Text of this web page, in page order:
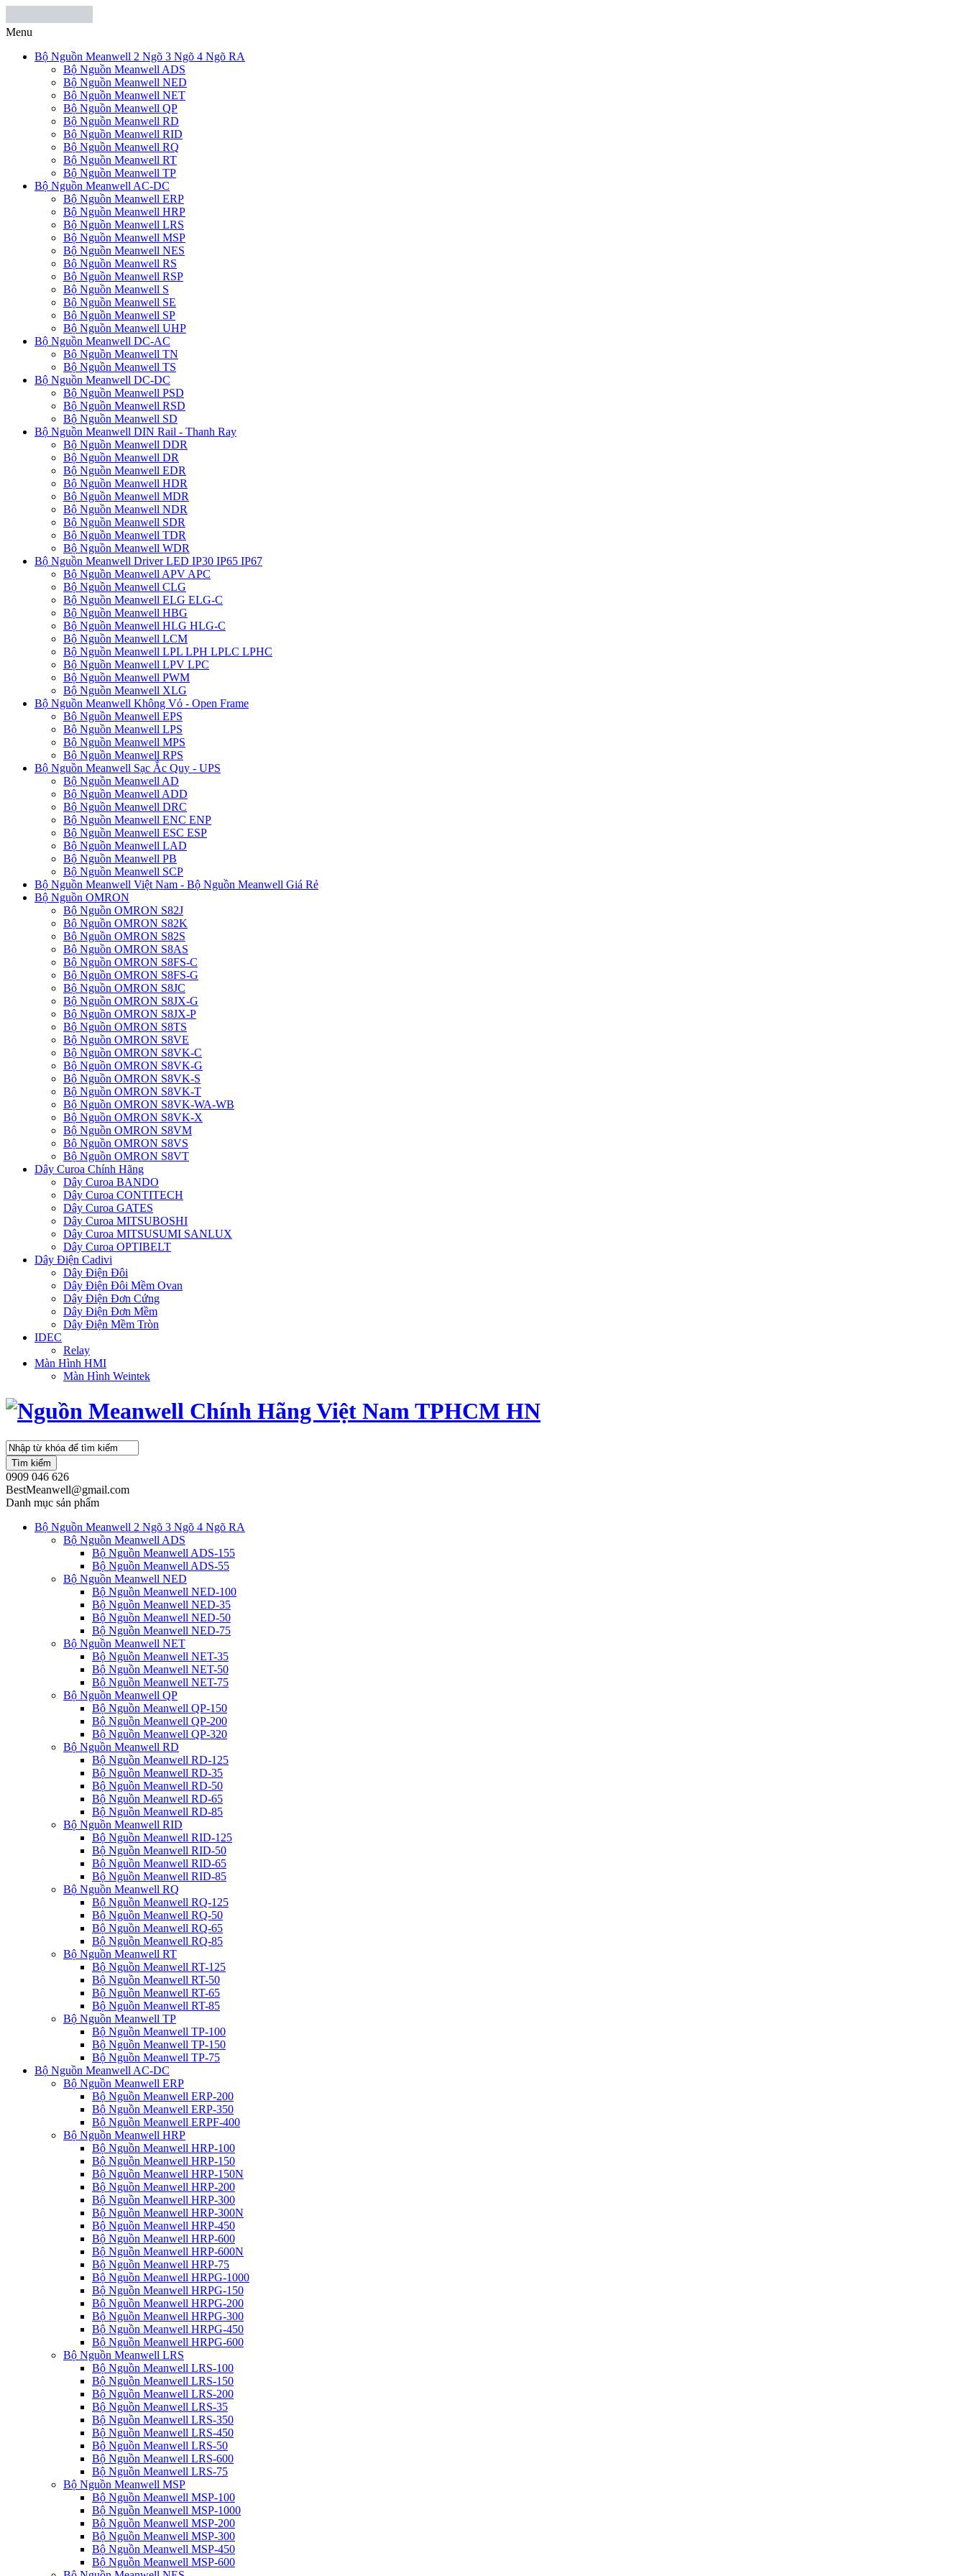
Menu
Bộ Nguồn Meanwell 2 Ngõ 3 Ngõ 4 Ngõ RA
Bộ Nguồn Meanwell ADS
Bộ Nguồn Meanwell NED
Bộ Nguồn Meanwell NET
Bộ Nguồn Meanwell QP
Bộ Nguồn Meanwell RD
Bộ Nguồn Meanwell RID
Bộ Nguồn Meanwell RQ
Bộ Nguồn Meanwell RT
Bộ Nguồn Meanwell TP
Bộ Nguồn Meanwell AC-DC
Bộ Nguồn Meanwell ERP
Bộ Nguồn Meanwell HRP
Bộ Nguồn Meanwell LRS
Bộ Nguồn Meanwell MSP
Bộ Nguồn Meanwell NES
Bộ Nguồn Meanwell RS
Bộ Nguồn Meanwell RSP
Bộ Nguồn Meanwell S
Bộ Nguồn Meanwell SE
Bộ Nguồn Meanwell SP
Bộ Nguồn Meanwell UHP
Bộ Nguồn Meanwell DC-AC
Bộ Nguồn Meanwell TN
Bộ Nguồn Meanwell TS
Bộ Nguồn Meanwell DC-DC
Bộ Nguồn Meanwell PSD
Bộ Nguồn Meanwell RSD
Bộ Nguồn Meanwell SD
Bộ Nguồn Meanwell DIN Rail - Thanh Ray
Bộ Nguồn Meanwell DDR
Bộ Nguồn Meanwell DR
Bộ Nguồn Meanwell EDR
Bộ Nguồn Meanwell HDR
Bộ Nguồn Meanwell MDR
Bộ Nguồn Meanwell NDR
Bộ Nguồn Meanwell SDR
Bộ Nguồn Meanwell TDR
Bộ Nguồn Meanwell WDR
Bộ Nguồn Meanwell Driver LED IP30 IP65 IP67
Bộ Nguồn Meanwell APV APC
Bộ Nguồn Meanwell CLG
Bộ Nguồn Meanwell ELG ELG-C
Bộ Nguồn Meanwell HBG
Bộ Nguồn Meanwell HLG HLG-C
Bộ Nguồn Meanwell LCM
Bộ Nguồn Meanwell LPL LPH LPLC LPHC
Bộ Nguồn Meanwell LPV LPC
Bộ Nguồn Meanwell PWM
Bộ Nguồn Meanwell XLG
Bộ Nguồn Meanwell Không Vỏ - Open Frame
Bộ Nguồn Meanwell EPS
Bộ Nguồn Meanwell LPS
Bộ Nguồn Meanwell MPS
Bộ Nguồn Meanwell RPS
Bộ Nguồn Meanwell Sạc Ắc Quy - UPS
Bộ Nguồn Meanwell AD
Bộ Nguồn Meanwell ADD
Bộ Nguồn Meanwell DRC
Bộ Nguồn Meanwell ENC ENP
Bộ Nguồn Meanwell ESC ESP
Bộ Nguồn Meanwell LAD
Bộ Nguồn Meanwell PB
Bộ Nguồn Meanwell SCP
Bộ Nguồn Meanwell Việt Nam - Bộ Nguồn Meanwell Giá Rẻ
Bộ Nguồn OMRON
Bộ Nguồn OMRON S82J
Bộ Nguồn OMRON S82K
Bộ Nguồn OMRON S82S
Bộ Nguồn OMRON S8AS
Bộ Nguồn OMRON S8FS-C
Bộ Nguồn OMRON S8FS-G
Bộ Nguồn OMRON S8JC
Bộ Nguồn OMRON S8JX-G
Bộ Nguồn OMRON S8JX-P
Bộ Nguồn OMRON S8TS
Bộ Nguồn OMRON S8VE
Bộ Nguồn OMRON S8VK-C
Bộ Nguồn OMRON S8VK-G
Bộ Nguồn OMRON S8VK-S
Bộ Nguồn OMRON S8VK-T
Bộ Nguồn OMRON S8VK-WA-WB
Bộ Nguồn OMRON S8VK-X
Bộ Nguồn OMRON S8VM
Bộ Nguồn OMRON S8VS
Bộ Nguồn OMRON S8VT
Dây Curoa Chính Hãng
Dây Curoa BANDO
Dây Curoa CONTITECH
Dây Curoa GATES
Dây Curoa MITSUBOSHI
Dây Curoa MITSUSUMI SANLUX
Dây Curoa OPTIBELT
Dây Điện Cadivi
Dây Điện Đôi
Dây Điện Đôi Mềm Ovan
Dây Điện Đơn Cứng
Dây Điện Đơn Mềm
Dây Điện Mềm Tròn
IDEC
Relay
Màn Hình HMI
Màn Hình Weintek
Tìm kiếm
0909 046 626
BestMeanwell@gmail.com
Danh mục sản phẩm
Bộ Nguồn Meanwell 2 Ngõ 3 Ngõ 4 Ngõ RA
Bộ Nguồn Meanwell ADS
Bộ Nguồn Meanwell ADS-155
Bộ Nguồn Meanwell ADS-55
Bộ Nguồn Meanwell NED
Bộ Nguồn Meanwell NED-100
Bộ Nguồn Meanwell NED-35
Bộ Nguồn Meanwell NED-50
Bộ Nguồn Meanwell NED-75
Bộ Nguồn Meanwell NET
Bộ Nguồn Meanwell NET-35
Bộ Nguồn Meanwell NET-50
Bộ Nguồn Meanwell NET-75
Bộ Nguồn Meanwell QP
Bộ Nguồn Meanwell QP-150
Bộ Nguồn Meanwell QP-200
Bộ Nguồn Meanwell QP-320
Bộ Nguồn Meanwell RD
Bộ Nguồn Meanwell RD-125
Bộ Nguồn Meanwell RD-35
Bộ Nguồn Meanwell RD-50
Bộ Nguồn Meanwell RD-65
Bộ Nguồn Meanwell RD-85
Bộ Nguồn Meanwell RID
Bộ Nguồn Meanwell RID-125
Bộ Nguồn Meanwell RID-50
Bộ Nguồn Meanwell RID-65
Bộ Nguồn Meanwell RID-85
Bộ Nguồn Meanwell RQ
Bộ Nguồn Meanwell RQ-125
Bộ Nguồn Meanwell RQ-50
Bộ Nguồn Meanwell RQ-65
Bộ Nguồn Meanwell RQ-85
Bộ Nguồn Meanwell RT
Bộ Nguồn Meanwell RT-125
Bộ Nguồn Meanwell RT-50
Bộ Nguồn Meanwell RT-65
Bộ Nguồn Meanwell RT-85
Bộ Nguồn Meanwell TP
Bộ Nguồn Meanwell TP-100
Bộ Nguồn Meanwell TP-150
Bộ Nguồn Meanwell TP-75
Bộ Nguồn Meanwell AC-DC
Bộ Nguồn Meanwell ERP
Bộ Nguồn Meanwell ERP-200
Bộ Nguồn Meanwell ERP-350
Bộ Nguồn Meanwell ERPF-400
Bộ Nguồn Meanwell HRP
Bộ Nguồn Meanwell HRP-100
Bộ Nguồn Meanwell HRP-150
Bộ Nguồn Meanwell HRP-150N
Bộ Nguồn Meanwell HRP-200
Bộ Nguồn Meanwell HRP-300
Bộ Nguồn Meanwell HRP-300N
Bộ Nguồn Meanwell HRP-450
Bộ Nguồn Meanwell HRP-600
Bộ Nguồn Meanwell HRP-600N
Bộ Nguồn Meanwell HRP-75
Bộ Nguồn Meanwell HRPG-1000
Bộ Nguồn Meanwell HRPG-150
Bộ Nguồn Meanwell HRPG-200
Bộ Nguồn Meanwell HRPG-300
Bộ Nguồn Meanwell HRPG-450
Bộ Nguồn Meanwell HRPG-600
Bộ Nguồn Meanwell LRS
Bộ Nguồn Meanwell LRS-100
Bộ Nguồn Meanwell LRS-150
Bộ Nguồn Meanwell LRS-200
Bộ Nguồn Meanwell LRS-35
Bộ Nguồn Meanwell LRS-350
Bộ Nguồn Meanwell LRS-450
Bộ Nguồn Meanwell LRS-50
Bộ Nguồn Meanwell LRS-600
Bộ Nguồn Meanwell LRS-75
Bộ Nguồn Meanwell MSP
Bộ Nguồn Meanwell MSP-100
Bộ Nguồn Meanwell MSP-1000
Bộ Nguồn Meanwell MSP-200
Bộ Nguồn Meanwell MSP-300
Bộ Nguồn Meanwell MSP-450
Bộ Nguồn Meanwell MSP-600